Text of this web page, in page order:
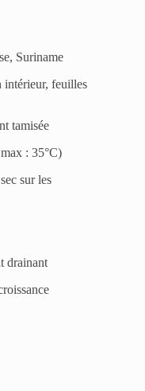
Suriname
intérieur, feuilles
tamisée
: 35°C)
sur les
drainant